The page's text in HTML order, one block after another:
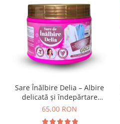
Sare Înălbire Delia – Albire
delicată și îndepărtare
eficientă a petelor 500 g
65,00 RON